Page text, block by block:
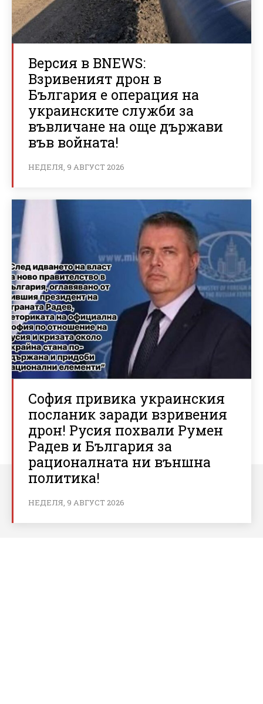
Версия в BNEWS:
Взривеният дрон в
България е операция на
украинските служби за
въвличане на още държави
във войната!
НЕДЕЛЯ, 9 АВГУСТ 2026
София привика украинския
посланик заради взривения
дрон! Русия похвали Румен
Радев и България за
рационалната ни външна
политика!
НЕДЕЛЯ, 9 АВГУСТ 2026